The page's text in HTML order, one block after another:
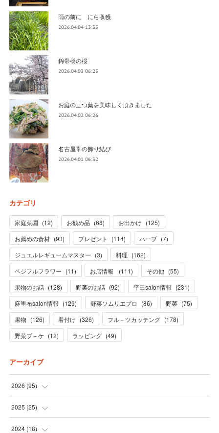
雨の前に にら収獲
2026.04.04 13:35
錦帯橋の桜
2026.04.03 06:25
お庭の三つ葉を美味しく頂きました
2026.04.02 06:26
名古屋帯の飾り結び
2026.04.01 06:32
カテゴリ
家庭菜園 (12) お勧め品 (68) お出かけ (125)
お薦めの食材 (93) プレゼント (114) ハーブ (7)
ジュエルレギュームマスター (3) 料理 (162)
ベジフルフラワー (11) お店情報 (111) その他 (55)
果物のお話 (128) 野菜のお話 (92) 平田salon情報 (231)
麻里布salon情報 (129) 野菜ソムリエプロ (86) 野菜 (75)
果物 (126) 着付け (326) フル－ツカッテング (178)
野菜ブ－ケ (12) ラッピング (49)
アーカイブ
2026 (95)
(5
(31 )
2025 (25)
(3
2024(18)